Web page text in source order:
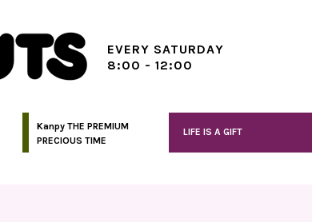
EVERY SATURDAY
8:00 - 12:00
Kanpy THE PREMIUM
PRECIOUS TIME
LIFE IS A GIFT